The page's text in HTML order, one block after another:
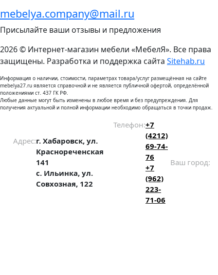
mebelya.company@mail.ru
Присылайте ваши отзывы и предложения
2026 © Интернет-магазин мебели «МебелЯ». Все права
защищены. Разработка и поддержка сайта Sitehab.ru
Информация о наличии, стоимости, параметрах товара/услуг размещённая на сайте
mebelya27.ru является справочной и не является публичной офертой, определённой
положениями ст. 437 ГК РФ.
Любые данные могут быть изменены в любое время и без предупреждения. Для
получения актуальной и полной информации необходимо обращаться в точки продаж.
Адрес:г. Хабаровск, ул.
Краснореченская
141
с. Ильинка, ул.
Совхозная, 122
Телефон:+7
(4212)
69-74-
76
+7
(962)
223-
71-06
Ваш город: